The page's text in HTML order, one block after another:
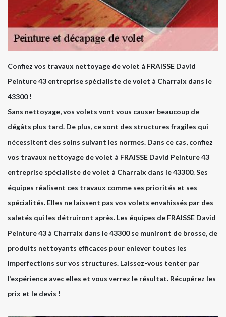
Confiez vos travaux nettoyage de volet à FRAISSE David
Peinture 43 entreprise spécialiste de volet à Charraix dans le
43300 !
Sans nettoyage, vos volets vont vous causer beaucoup de
dégâts plus tard. De plus, ce sont des structures fragiles qui
nécessitent des soins suivant les normes. Dans ce cas, confiez
vos travaux nettoyage de volet à FRAISSE David Peinture 43
entreprise spécialiste de volet à Charraix dans le 43300. Ses
équipes réalisent ces travaux comme ses priorités et ses
spécialités. Elles ne laissent pas vos volets envahissés par des
saletés qui les détruiront après. Les équipes de FRAISSE David
Peinture 43 à Charraix dans le 43300 se muniront de brosse, de
produits nettoyants efficaces pour enlever toutes les
imperfections sur vos structures. Laissez-vous tenter par
l’expérience avec elles et vous verrez le résultat. Récupérez les
prix et le devis !